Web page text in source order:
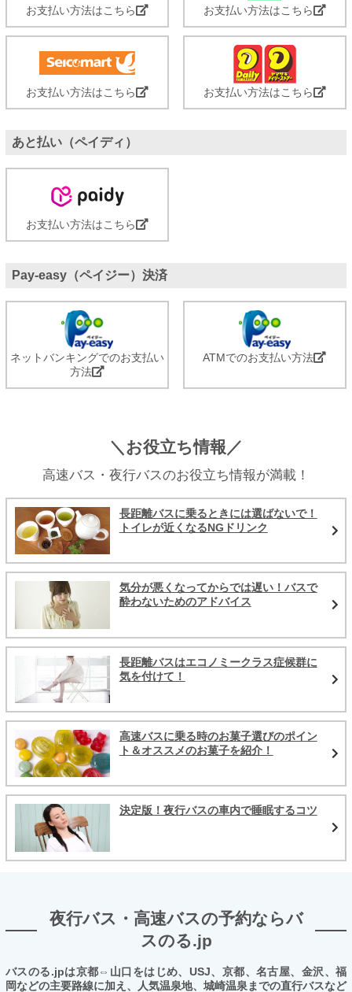
お支払い方法はこちら お支払い方法はこちら
お支払い方法はこちら お支払い方法はこちら
あと払い（ペイディ）
お支払い方法はこちら
Pay-easy（ペイジー）決済
ネットバンキングでのお支払い
方法
ATMでのお支払い方法
＼お役立ち情報／
高速バス・夜行バスのお役立ち情報が満載！
長距離バスに乗るときには選ばないで！
トイレが近くなるNGドリンク
気分が悪くなってからでは遅い！バスで
酔わないためのアドバイス
長距離バスはエコノミークラス症候群に
気を付けて！
高速バスに乗る時のお菓子選びのポイン
ト＆オススメのお菓子を紹介！
決定版！夜行バスの車内で睡眠するコツ
夜行バス・高速バスの予約ならバ
スのる.jp
バスのる.jpは京都⇔山口をはじめ、USJ、京都、名古屋、金沢、福
岡などの主要路線に加え、人気温泉地、城崎温泉までの直行バスなど